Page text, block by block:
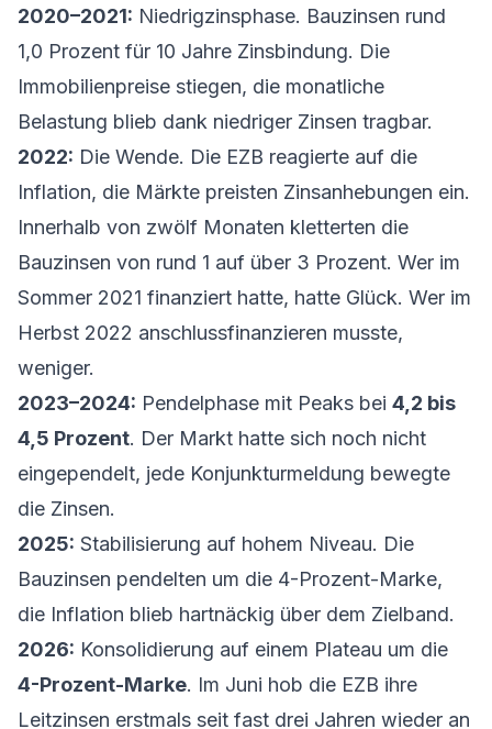
2020–2021: Niedrigzinsphase. Bauzinsen rund
1,0 Prozent für 10 Jahre Zinsbindung. Die
Immobilienpreise stiegen, die monatliche
Belastung blieb dank niedriger Zinsen tragbar.
2022: Die Wende. Die EZB reagierte auf die
Inflation, die Märkte preisten Zinsanhebungen ein.
Innerhalb von zwölf Monaten kletterten die
Bauzinsen von rund 1 auf über 3 Prozent. Wer im
Sommer 2021 finanziert hatte, hatte Glück. Wer im
Herbst 2022 anschlussfinanzieren musste,
weniger.
2023–2024: Pendelphase mit Peaks bei 4,2 bis
4,5 Prozent. Der Markt hatte sich noch nicht
eingependelt, jede Konjunkturmeldung bewegte
die Zinsen.
2025: Stabilisierung auf hohem Niveau. Die
Bauzinsen pendelten um die 4-Prozent-Marke,
die Inflation blieb hartnäckig über dem Zielband.
2026: Konsolidierung auf einem Plateau um die
4-Prozent-Marke. Im Juni hob die EZB ihre
Leitzinsen erstmals seit fast drei Jahren wieder an